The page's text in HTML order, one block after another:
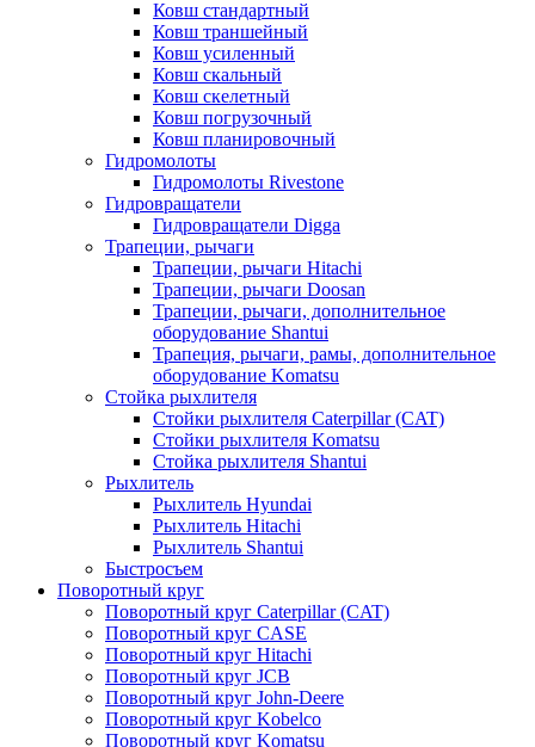
Ковш стандартный
Ковш траншейный
Ковш усиленный
Ковш скальный
Ковш скелетный
Ковш погрузочный
Ковш планировочный
Гидромолоты
Гидромолоты Rivestone
Гидровращатели
Гидровращатели Digga
Трапеции, рычаги
Трапеции, рычаги Hitachi
Трапеции, рычаги Doosan
Трапеции, рычаги, дополнительное
оборудование Shantui
Трапеция, рычаги, рамы, дополнительное
оборудование Komatsu
Стойка рыхлителя
Стойки рыхлителя Caterpillar (CAT)
Стойки рыхлителя Komatsu
Стойка рыхлителя Shantui
Рыхлитель
Рыхлитель Hyundai
Рыхлитель Hitachi
Рыхлитель Shantui
Быстросъем
Поворотный круг
Поворотный круг Caterpillar (CAT)
Поворотный круг CASE
Поворотный круг Hitachi
Поворотный круг JCB
Поворотный круг John-Deere
Поворотный круг Kobelco
Поворотный круг Komatsu